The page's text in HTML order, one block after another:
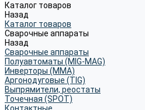
Каталог товаров
Назад
Каталог товаров
Сварочные аппараты
Назад
Сварочные аппараты
Полуавтоматы (MIG-MAG)
Инверторы (MMA)
Аргонодуговые (TIG)
Выпрямители, реостаты
Точечная (SPOT)